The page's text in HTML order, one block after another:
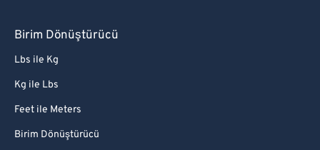
Birim Dönüştürücü
Lbs ile Kg
Kg ile Lbs
Feet ile Meters
Birim Dönüştürücü